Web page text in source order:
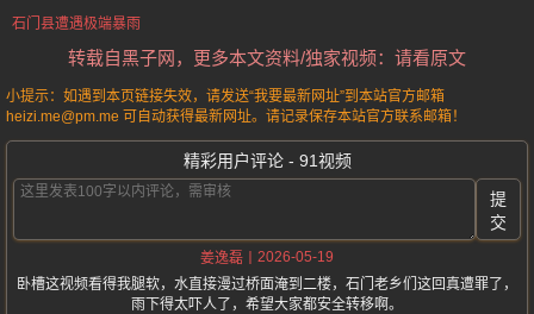
石门县遭遇极端暴雨
转载自黑子网，更多本文资料/独家视频：请看原文
小提示：如遇到本页链接失效，请发送“我要最新网址”到本站官方邮箱
heizi.me@pm.me 可自动获得最新网址。请记录保存本站官方联系邮箱！
精彩用户评论 - 91视频
提
交
姜逸磊
2026-05-19
卧槽这视频看得我腿软，水直接漫过桥面淹到二楼，石门老乡们这回真遭罪了，
雨下得太吓人了，希望大家都安全转移啊。